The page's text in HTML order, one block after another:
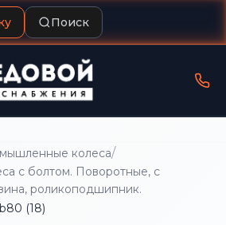
Поиск
колеса/
с болтом. Поворотные, с
роликоподшипник.
(18)